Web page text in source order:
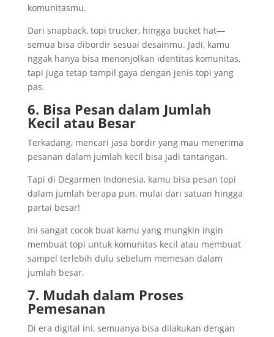
komunitasmu.
Dari snapback, topi trucker, hingga bucket hat—
semua bisa dibordir sesuai desainmu. Jadi, kamu
nggak hanya bisa menonjolkan identitas komunitas,
tapi juga tetap tampil gaya dengan jenis topi yang
pas.
6. Bisa Pesan dalam Jumlah
Kecil atau Besar
Terkadang, mencari jasa bordir yang mau menerima
pesanan dalam jumlah kecil bisa jadi tantangan.
Tapi di Degarmen Indonesia, kamu bisa pesan topi
dalam jumlah berapa pun, mulai dari satuan hingga
partai besar!
Ini sangat cocok buat kamu yang mungkin ingin
membuat topi untuk komunitas kecil atau membuat
sampel terlebih dulu sebelum memesan dalam
jumlah besar.
7. Mudah dalam Proses
Pemesanan
Di era digital ini, semuanya bisa dilakukan dengan